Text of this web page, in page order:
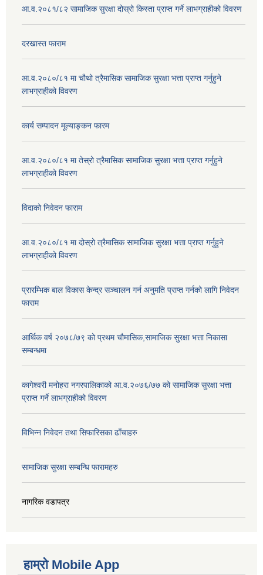
आ.व.२०८१/८२ सामाजिक सुरक्षा दोस्रो किस्ता प्राप्त गर्ने लाभग्राहीको विवरण
दरखास्त फाराम
आ.व.२०८०/८१ मा चौथो त्रैमासिक सामाजिक सुरक्षा भत्ता प्राप्त गर्नुहुने
लाभग्राहीको विवरण
कार्य सम्पादन मूल्याङ्कन फारम
आ.व.२०८०/८१ मा तेस्रो त्रैमासिक सामाजिक सुरक्षा भत्ता प्राप्त गर्नुहुने
लाभग्राहीको विवरण
विदाको निवेदन फाराम
आ.व.२०८०/८१ मा दोस्रो त्रैमासिक सामाजिक सुरक्षा भत्ता प्राप्त गर्नुहुने
लाभग्राहीको विवरण
प्रारम्भिक बाल विकास केन्द्र सञ्चालन गर्न अनुमति प्राप्त गर्नको लागि निवेदन
फाराम
आर्थिक वर्ष २०७८/७९ को प्रथम चौमासिक,सामाजिक सुरक्षा भत्ता निकासा
सम्बन्धमा
कागेश्वरी मनोहरा नगरपालिकाको आ.व.२०७६/७७ को सामाजिक सुरक्षा भत्ता
प्राप्त गर्ने लाभग्राहीको विवरण
विभिन्न निवेदन तथा सिफारिसका ढाँचाहरु
सामाजिक सुरक्षा सम्बन्धि फारामहरु
नागरिक वडापत्र
हाम्रो Mobile App